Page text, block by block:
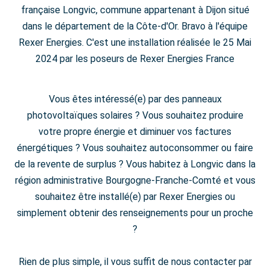
française Longvic, commune appartenant à Dijon situé
dans le département de la Côte-d'Or. Bravo à l'équipe
Rexer Energies. C'est une installation réalisée le 25 Mai
2024 par les poseurs de Rexer Energies France
Vous êtes intéressé(e) par des panneaux
photovoltaïques solaires ? Vous souhaitez produire
votre propre énergie et diminuer vos factures
énergétiques ? Vous souhaitez autoconsommer ou faire
de la revente de surplus ? Vous habitez à Longvic dans la
région administrative Bourgogne-Franche-Comté et vous
souhaitez être installé(e) par Rexer Energies ou
simplement obtenir des renseignements pour un proche
?
Rien de plus simple, il vous suffit de nous contacter par